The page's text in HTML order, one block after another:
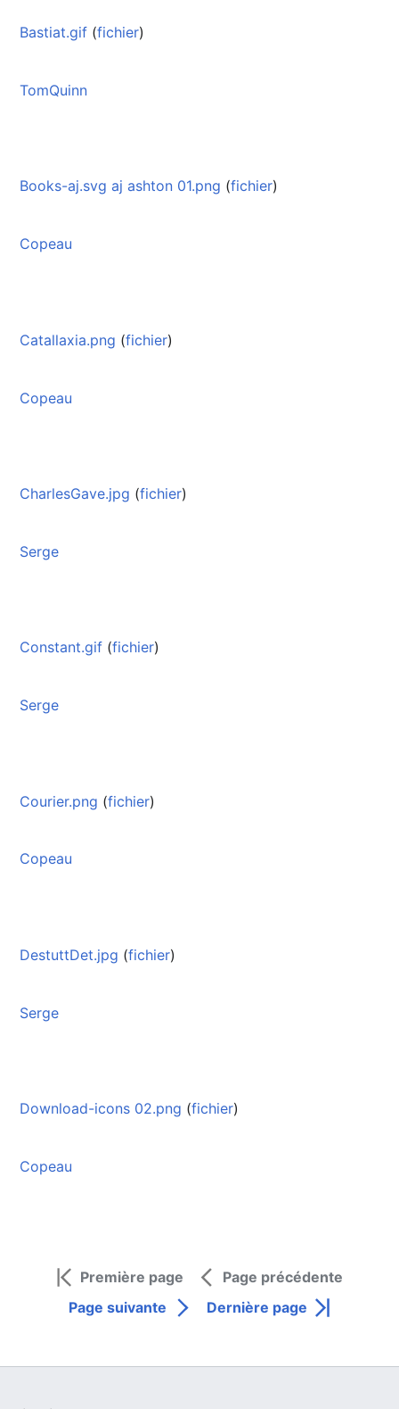
Bastiat.gif (fichier)
TomQuinn
Books-aj.svg aj ashton 01.png (fichier)
Copeau
Catallaxia.png (fichier)
Copeau
CharlesGave.jpg (fichier)
Serge
Constant.gif (fichier)
Serge
Courier.png (fichier)
Copeau
DestuttDet.jpg (fichier)
Serge
Download-icons 02.png (fichier)
Copeau
Première page
Page précédente
Page suivante
Dernière page